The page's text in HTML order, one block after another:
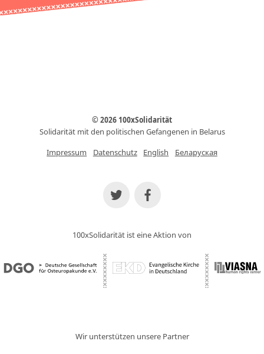
© 2026 100xSolidarität
Solidarität mit den politischen Gefangenen in Belarus
Impressum
Datenschutz English Беларуская
100xSolidarität ist eine Aktion von
Wir unterstützen unsere Partner